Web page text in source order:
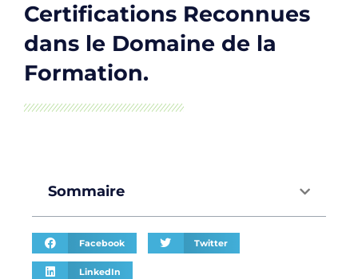
Certifications Reconnues
dans le Domaine de la
Formation.
Sommaire
Facebook Twitter
LinkedIn